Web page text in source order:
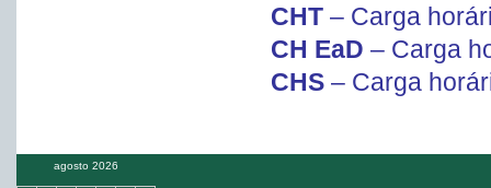
CHT – Carga
CH EaD – Carga
CHS – Carga
agosto 2026